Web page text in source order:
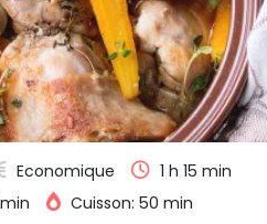
Economique
1 h 15 min
Cuisson: 50 min